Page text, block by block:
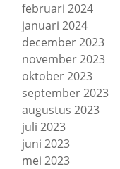
februari 2024
januari 2024
december 2023
november 2023
oktober 2023
september 2023
augustus 2023
juli 2023
juni 2023
mei 2023